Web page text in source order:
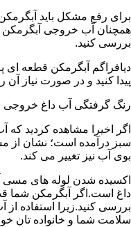
برای رفع مشکل باید
همچنان آب خروجی آبگرمکن
بررسی کنید.
دیافراگم آبگرمکن قطعه ای
پیدا کنید و در صورت نیاز آن
رنگ گرفتگی آب داغ خروجی
اگر اخیرا مشاهده کردید که
سبز درآمده است؛ نشان
بوی آب نیز تغییر می کند.
اکسیده شدن لوله های
داغ است.اگر آبگرمکن شما
بررسی کنید.زیرا استفاده
سلامت شما و خانواده تان